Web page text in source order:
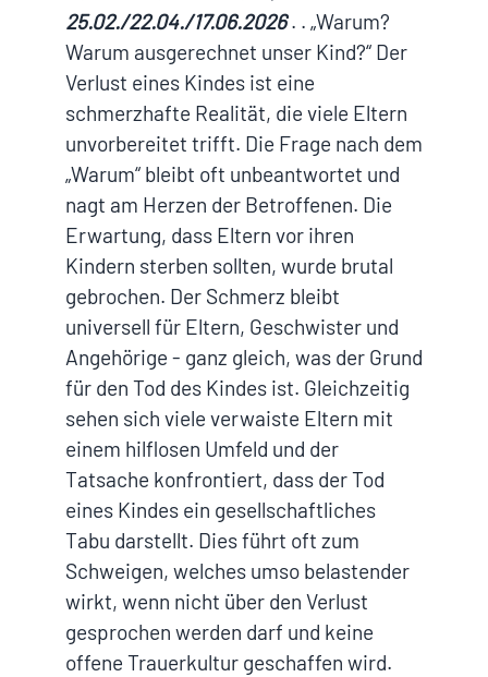
25.02./22.04./17.06.2026. . „Warum?
Warum ausgerechnet unser Kind?“ Der
Verlust eines Kindes ist eine
schmerzhafte Realität, die viele Eltern
unvorbereitet trifft. Die Frage nach dem
„Warum“ bleibt oft unbeantwortet und
nagt am Herzen der Betroffenen. Die
Erwartung, dass Eltern vor ihren
Kindern sterben sollten, wurde brutal
gebrochen. Der Schmerz bleibt
universell für Eltern, Geschwister und
Angehörige - ganz gleich, was der Grund
für den Tod des Kindes ist. Gleichzeitig
sehen sich viele verwaiste Eltern mit
einem hilflosen Umfeld und der
Tatsache konfrontiert, dass der Tod
eines Kindes ein gesellschaftliches
Tabu darstellt. Dies führt oft zum
Schweigen, welches umso belastender
wirkt, wenn nicht über den Verlust
gesprochen werden darf und keine
offene Trauerkultur geschaffen wird.